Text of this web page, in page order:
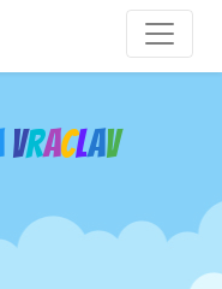
Vraclav